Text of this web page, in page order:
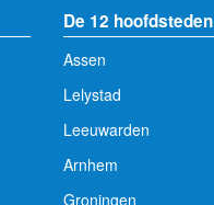
De 12 hoofdsteden
Assen
Lelystad
Leeuwarden
Arnhem
Groningen